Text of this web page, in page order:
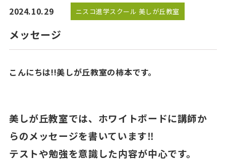
2024.10.29 ニスコ進学スクール 美しが丘教室
メッセージ
こんにちは!!美しが丘教室の柿本です。
美しが丘教室では、ホワイトボードに講師か
らのメッセージを書いています‼
テストや勉強を意識した内容が中心です。